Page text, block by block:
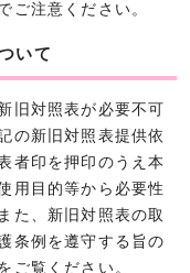
ご注意ください。
いて
旧対照表が必要不可
の新旧対照表提供依
者印を押印のうえ本
用目的等から必要性
た、新旧対照表の取
条例を遵守する旨の
ご覧ください。